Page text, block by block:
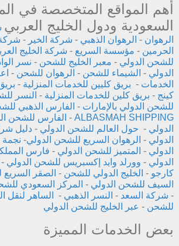
أهم المواقع المتخصصة في
السعودية ودول الخليج العربي
الرهوان - الرهوان الذهبي - شركة الخير - شركة
الحرمين - مؤسسة السريع - شركة الخليج
للشحن الدولي - معبر الخليج للشحن - نسر
الدولي - الشيماء للشحن - الرهوان للشحن -
الخدمات - بريق كليين للخدمات المنزلية -
كينج - بريق كلين للخدمات المنزلية - النسر
للشحن الدولي بالإمارات - الفارس الذهبي
ALBASMAH SHIPPING
- الفارس للشحن
الدولي - حول العالم للشحن الدولي - دليل
الدولي - الرهوان السريع للشحن الدولي-
الدولي - المتميز للشحن الدولي - فارس
الدولي - وورلد وايد إكسبريس للشحن الدولي -
كارجو - الخليج الدولي للشحن - الصقر
السيف للشحن الدولي - المركز السعودي
- شركة السعد - النسر الذهبي - الساهر لنقل
للشحن - عبر الخليج للشحن الدولي
بعض الخدمات المميزة